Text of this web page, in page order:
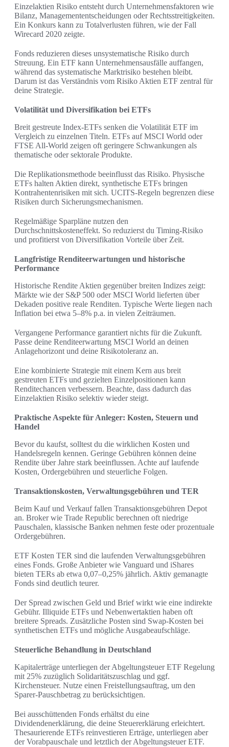
Einzelaktien Risiko entsteht durch Unternehmensfaktoren wie
Bilanz, Managemententscheidungen oder Rechtsstreitigkeiten.
Ein Konkurs kann zu Totalverlusten führen, wie der Fall
Wirecard 2020 zeigte.
Fonds reduzieren dieses unsystematische Risiko durch
Streuung. Ein ETF kann Unternehmensausfälle auffangen,
während das systematische Marktrisiko bestehen bleibt.
Darum ist das Verständnis vom Risiko Aktien ETF zentral für
deine Strategie.
Volatilität und Diversifikation bei ETFs
Breit gestreute Index-ETFs senken die Volatilität ETF im
Vergleich zu einzelnen Titeln. ETFs auf MSCI World oder
FTSE All-World zeigen oft geringere Schwankungen als
thematische oder sektorale Produkte.
Die Replikationsmethode beeinflusst das Risiko. Physische
ETFs halten Aktien direkt, synthetische ETFs bringen
Kontrahentenrisiken mit sich. UCITS-Regeln begrenzen diese
Risiken durch Sicherungsmechanismen.
Regelmäßige Sparpläne nutzen den
Durchschnittskosteneffekt. So reduzierst du Timing-Risiko
und profitierst von Diversifikation Vorteile über Zeit.
Langfristige Renditeerwartungen und historische
Performance
Historische Rendite Aktien gegenüber breiten Indizes zeigt:
Märkte wie der S&P 500 oder MSCI World lieferten über
Dekaden positive reale Renditen. Typische Werte liegen nach
Inflation bei etwa 5–8% p.a. in vielen Zeiträumen.
Vergangene Performance garantiert nichts für die Zukunft.
Passe deine Renditeerwartung MSCI World an deinen
Anlagehorizont und deine Risikotoleranz an.
Eine kombinierte Strategie mit einem Kern aus breit
gestreuten ETFs und gezielten Einzelpositionen kann
Renditechancen verbessern. Beachte, dass dadurch das
Einzelaktien Risiko selektiv wieder steigt.
Praktische Aspekte für Anleger: Kosten, Steuern und
Handel
Bevor du kaufst, solltest du die wirklichen Kosten und
Handelsregeln kennen. Geringe Gebühren können deine
Rendite über Jahre stark beeinflussen. Achte auf laufende
Kosten, Ordergebühren und steuerliche Folgen.
Transaktionskosten, Verwaltungsgebühren und TER
Beim Kauf und Verkauf fallen Transaktionsgebühren Depot
an. Broker wie Trade Republic berechnen oft niedrige
Pauschalen, klassische Banken nehmen feste oder prozentuale
Ordergebühren.
ETF Kosten TER sind die laufenden Verwaltungsgebühren
eines Fonds. Große Anbieter wie Vanguard und iShares
bieten TERs ab etwa 0,07–0,25% jährlich. Aktiv gemanagte
Fonds sind deutlich teurer.
Der Spread zwischen Geld und Brief wirkt wie eine indirekte
Gebühr. Illiquide ETFs und Nebenwertaktien haben oft
breitere Spreads. Zusätzliche Posten sind Swap-Kosten bei
synthetischen ETFs und mögliche Ausgabeaufschläge.
Steuerliche Behandlung in Deutschland
Kapitalerträge unterliegen der Abgeltungsteuer ETF Regelung
mit 25% zuzüglich Solidaritätszuschlag und ggf.
Kirchensteuer. Nutze einen Freistellungsauftrag, um den
Sparer-Pauschbetrag zu berücksichtigen.
Bei ausschüttenden Fonds erhältst du eine
Dividendenerklärung, die deine Steuererklärung erleichtert.
Thesaurierende ETFs reinvestieren Erträge, unterliegen aber
der Vorabpauschale und letztlich der Abgeltungsteuer ETF.